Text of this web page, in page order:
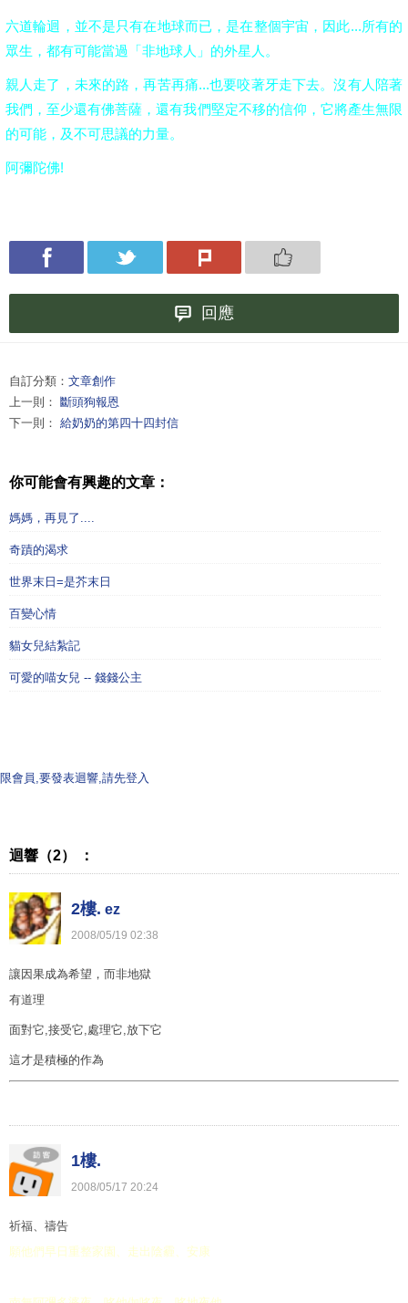
六道輪迴，並不是只有在地球而已，是在整個宇宙，因此...所有的
眾生，都有可能當過「非地球人」的外星人。
親人走了，未來的路，再苦再痛...也要咬著牙走下去。沒有人陪著
我們，至少還有佛菩薩，還有我們堅定不移的信仰，它將產生無限
的可能，及不可思議的力量。
阿彌陀佛!
回應
自訂分類： 文章創作
上一則： 斷頭狗報恩
下一則： 給奶奶的第四十四封信
你可能會有興趣的文章：
媽媽，再見了....
奇蹟的渴求
世界末日=是芥末日
百變心情
貓女兒結紮記
可愛的喵女兒 -- 錢錢公主
限會員,要發表迴響,請先登入
迴響（2） ：
2樓. ez
2008/05/19 02:38
讓因果成為希望，而非地獄
有道理
面對它,接受它,處理它,放下它
這才是積極的作為
1樓.
2008/05/17 20:24
祈福、禱告
願他們早日重整家園、走出陰霾、安康